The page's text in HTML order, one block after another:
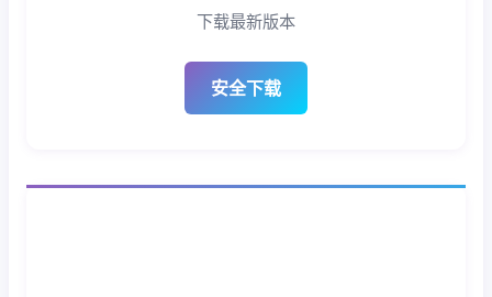
下载最新版本
安全下载